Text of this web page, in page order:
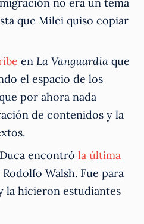
no era un tema
que Milei quiso copiar
enLa Vanguardia que
el espacio de los
por ahora nada
de contenidos y la
Duca encontróla última
Walsh. Fue para
la hicieron estudiantes